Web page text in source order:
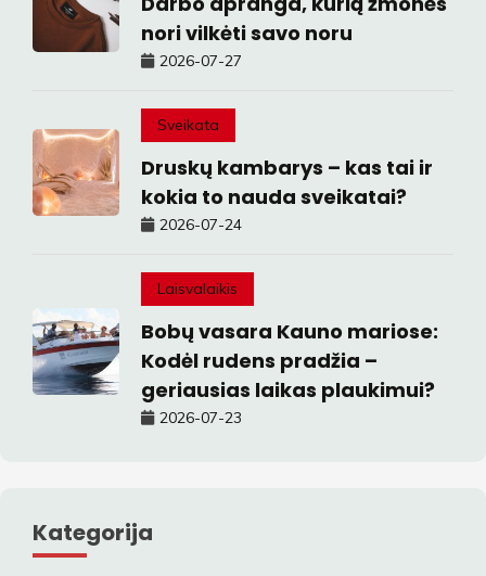
nori vilkėti savo noru
2026-07-27
Sveikata
Druskų kambarys – kas tai ir
kokia to nauda sveikatai?
2026-07-24
Laisvalaikis
Bobų vasara Kauno mariose:
Kodėl rudens pradžia –
geriausias laikas plaukimui?
2026-07-23
Kategorija